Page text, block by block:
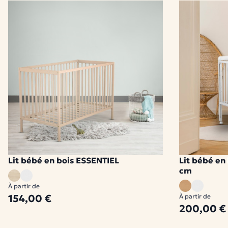
Lit bébé en bois ESSENTIEL
À partir de
154,00 €
2 modèles disponibles
Lit bébé en
cm
À partir de
200,00 €
1 modèle